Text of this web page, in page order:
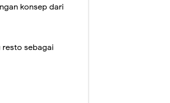
konsep dari
resto sebagai